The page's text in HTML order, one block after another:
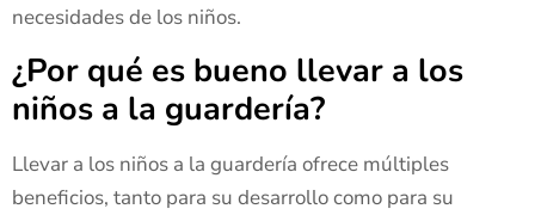
necesidades de los niños.
¿Por qué es bueno llevar a los
niños a la guardería?
Llevar a los niños a la guardería ofrece múltiples
beneficios, tanto para su desarrollo como para su